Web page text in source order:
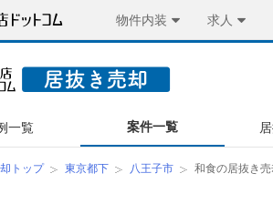
物件内装 求人
一覧 案件一覧
トップ 東京都下 八王子市 和食の居抜き